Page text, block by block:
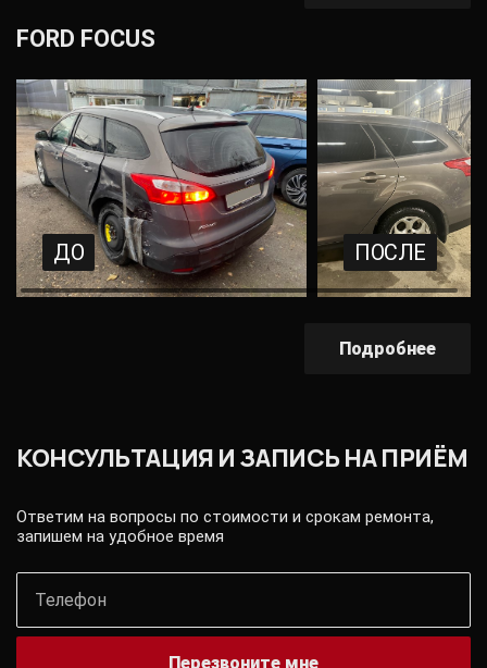
FORD FOCUS
ДО ПОСЛЕ
Подробнее
КОНСУЛЬТАЦИЯ И ЗАПИСЬ НА ПРИЁМ
Ответим на вопросы по стоимости и срокам ремонта,
запишем на удобное время
Перезвоните мне